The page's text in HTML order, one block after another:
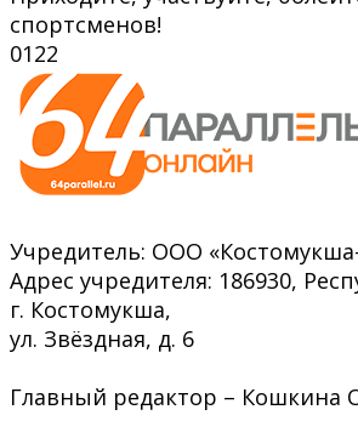
спортсменов!
0122
Учредитель: ООО
Адрес учредителя: 186930,
г. Костомукша,
ул. Звёздная, д. 6
Главный редактор – Кошкина